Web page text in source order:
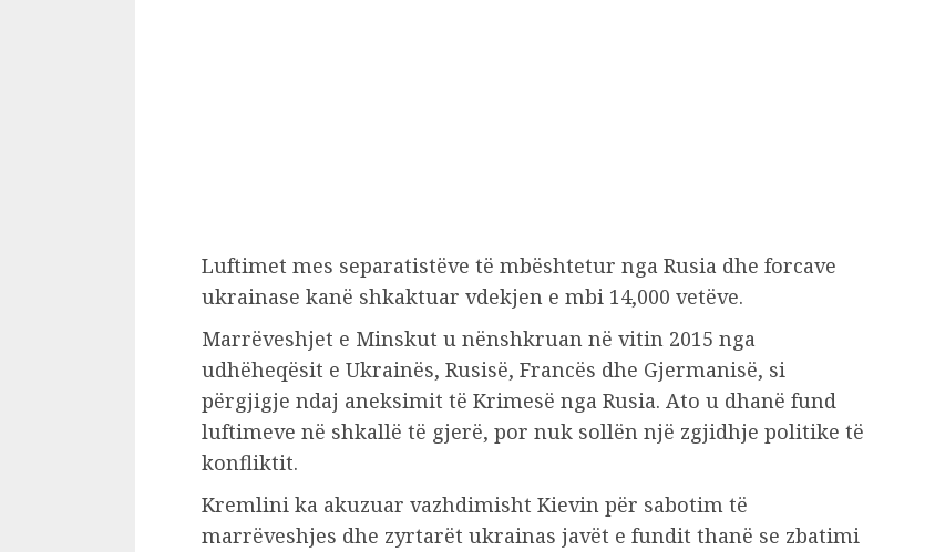
Luftimet mes separatistëve të mbështetur nga Rusia dhe forcave
ukrainase kanë shkaktuar vdekjen e mbi 14,000 vetëve.
Marrëveshjet e Minskut u nënshkruan në vitin 2015 nga
udhëheqësit e Ukrainës, Rusisë, Francës dhe Gjermanisë, si
përgjigje ndaj aneksimit të Krimesë nga Rusia. Ato u dhanë fund
luftimeve në shkallë të gjerë, por nuk sollën një zgjidhje politike të
konfliktit.
Kremlini ka akuzuar vazhdimisht Kievin për sabotim të
marrëveshjes dhe zyrtarët ukrainas javët e fundit thanë se zbatimi